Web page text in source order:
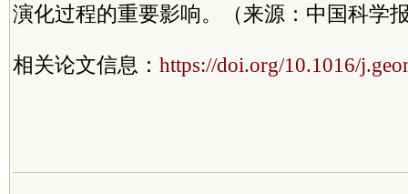
演化过程的重要影响。（来源：中国科学
相关论文信息： https://doi.org/10.1016/